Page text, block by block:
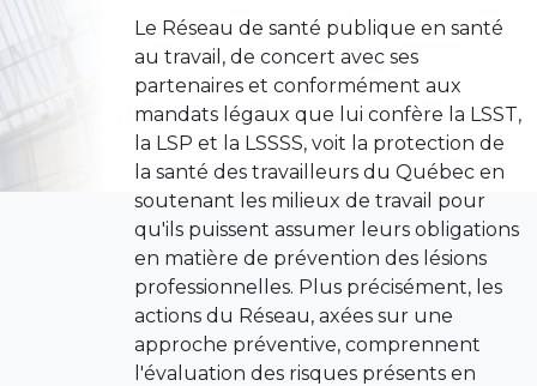
Le Réseau de santé publique en santé
au travail, de concert avec ses
partenaires et conformément aux
mandats légaux que lui confère la LSST,
la LSP et la LSSSS, voit la protection de
la santé des travailleurs du Québec en
soutenant les milieux de travail pour
qu'ils puissent assumer leurs obligations
en matière de prévention des lésions
professionnelles. Plus précisément, les
actions du Réseau, axées sur une
approche préventive, comprennent
l'évaluation des risques présents en